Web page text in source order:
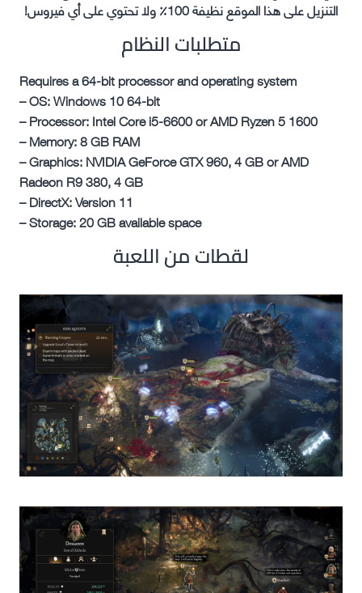
التنزيل على هذا الموقع نظيفة 100٪ ولا تحتوي على أي فيروس!
متطلبات النظام
Requires a 64-bit processor and operating system
– OS: Windows 10 64-bit
– Processor: Intel Core i5-6600 or AMD Ryzen 5 1600
– Memory: 8 GB RAM
– Graphics: NVIDIA GeForce GTX 960, 4 GB or AMD
Radeon R9 380, 4 GB
– DirectX: Version 11
– Storage: 20 GB available space
لقطات من اللعبة